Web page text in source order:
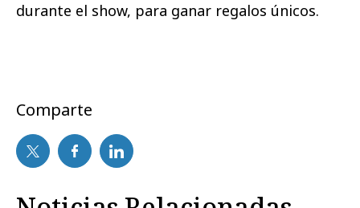
durante el show, para ganar regalos únicos.
Comparte